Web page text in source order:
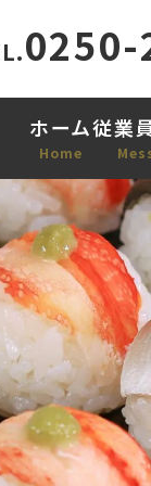
ホーム
Home
従業